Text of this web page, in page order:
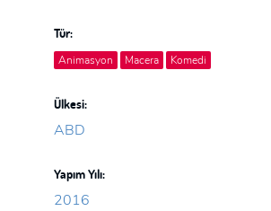
Tür:
Animasyon Macera Komedi
Ülkesi:
ABD
Yapım Yılı:
2016